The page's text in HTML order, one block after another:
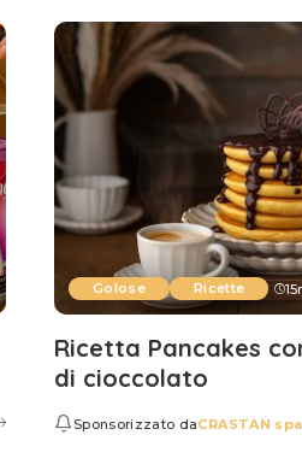
Golose Ricette
Ricetta Pancakes
di cioccolato
Sponsorizzato daCRASTAN spa